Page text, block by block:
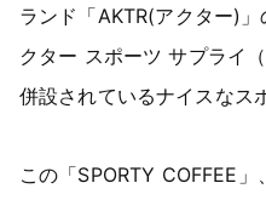
ランド「AKTR(アクター)
クター スポーツ サプライ
併設されているナイスなス
この「SPORTY COFFEE